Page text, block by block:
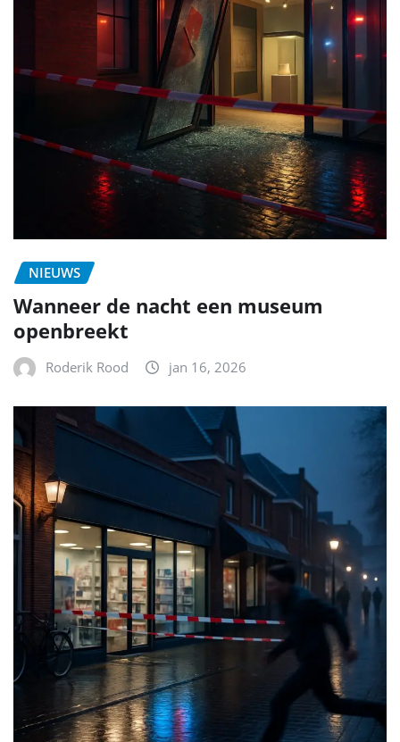
NIEUWS
Wanneer de nacht een museum
openbreekt
Roderik Rood jan 16, 2026